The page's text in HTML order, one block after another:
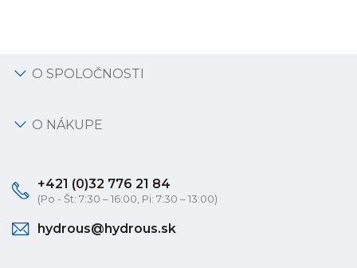
O SPOLOČNOSTI
O NÁKUPE
+421 (0)32 776 21 84
(Po - Št: 7:30 – 16:00, Pi: 7:30 – 13:00)
hydrous@hydrous.sk